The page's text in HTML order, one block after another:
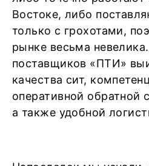
Востоке, либо
только с грохотами,
рынке весьма
поставщиков «ПТИ»
качества сит,
оперативной обратной
а также удобной